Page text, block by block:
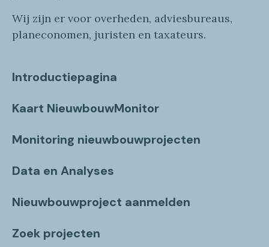
Wij zijn er voor overheden, adviesbureaus,
planeconomen, juristen en taxateurs.
Introductiepagina
Kaart NieuwbouwMonitor
Monitoring nieuwbouwprojecten
Data en Analyses
Nieuwbouwproject aanmelden
Zoek projecten